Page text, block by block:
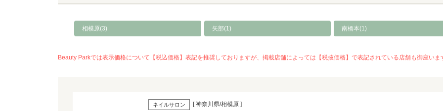
相模原(3) 矢部(1) 南橋本(1)
Beauty Parkでは表示価格について【税込価格】表記を推奨しておりますが、掲載店舗によっては【税抜価格】で表記されている店舗も御座い
ネイルサロン [ 神奈川県/相模原 ]